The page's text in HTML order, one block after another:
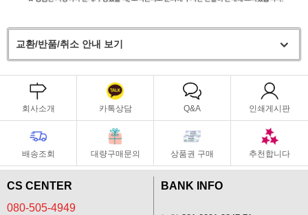
교환/반품/취소 안내 보기
회사소개 카톡상담 Q&A 인쇄게시판
배송조회 대량구매문의 상품권 구매 추천합니다
CS CENTER
080-505-4949
BANK INFO